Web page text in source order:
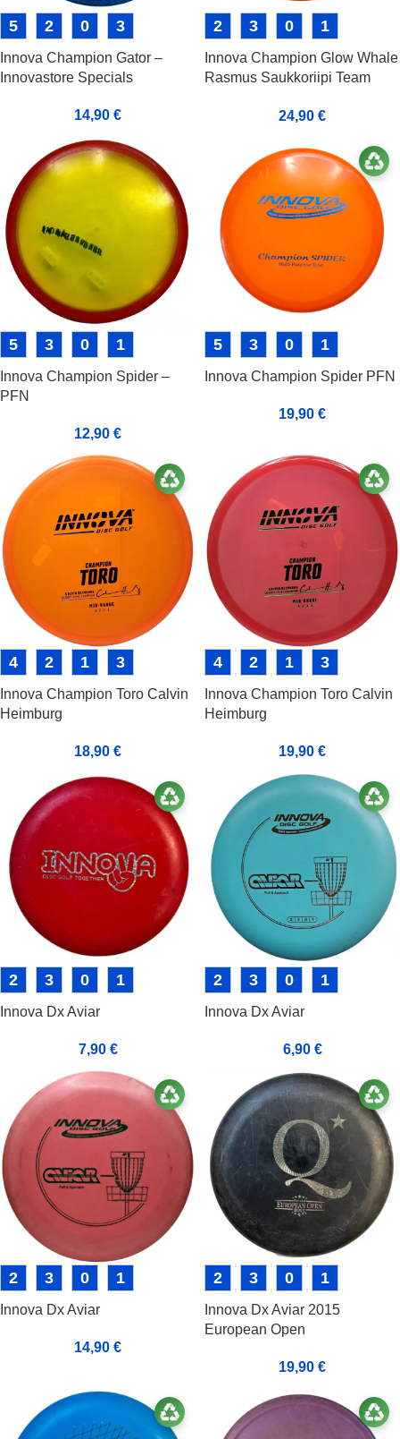
5 2 0 3
Innova Champion Gator –
Innovastore Specials
14,90 €
2 3 0 1
Innova Champion Glow Whale
Rasmus Saukkoriipi Team
24,90 €
5 3 0 1
Innova Champion Spider –
PFN
12,90 €
5 3 0 1
Innova Champion Spider PFN
19,90 €
4 2 1 3
Innova Champion Toro Calvin
Heimburg
18,90 €
4 2 1 3
Innova Champion Toro Calvin
Heimburg
19,90 €
2 3 0 1
Innova Dx Aviar
7,90 €
2 3 0 1
Innova Dx Aviar
6,90 €
2 3 0 1
Innova Dx Aviar
14,90 €
2 3 0 1
Innova Dx Aviar 2015
European Open
19,90 €